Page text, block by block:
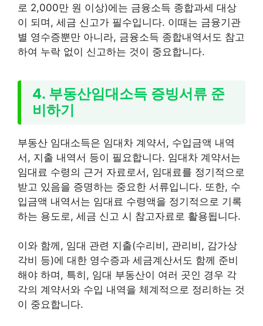
로 2,000만 원 이상)에는 금융소득 종합과세 대상
이 되며, 세금 신고가 필수입니다. 이때는 금융기관
별 영수증뿐만 아니라, 금융소득 종합내역서도 참고
하여 누락 없이 신고하는 것이 중요합니다.
4. 부동산임대소득 증빙서류 준
비하기
부동산 임대소득은 임대차 계약서, 수입금액 내역
서, 지출 내역서 등이 필요합니다. 임대차 계약서는
임대료 수령의 근거 자료로서, 임대료를 정기적으로
받고 있음을 증명하는 중요한 서류입니다. 또한, 수
입금액 내역서는 임대료 수령액을 정기적으로 기록
하는 용도로, 세금 신고 시 참고자료로 활용됩니다.
이와 함께, 임대 관련 지출(수리비, 관리비, 감가상
각비 등)에 대한 영수증과 세금계산서도 함께 준비
해야 하며, 특히, 임대 부동산이 여러 곳인 경우 각
각의 계약서와 수입 내역을 체계적으로 정리하는 것
이 중요합니다.